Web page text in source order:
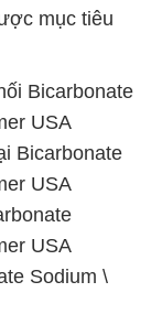
mục tiêu
Bicarbonate
USA
Bicarbonate
USA
USA
Sodium \